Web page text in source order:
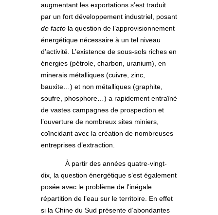
augmentant les exportations s’est traduit
par un fort développement industriel, posant
de facto la question de l’approvisionnement
énergétique nécessaire à un tel niveau
d’activité. L’existence de sous-sols riches en
énergies (pétrole, charbon, uranium), en
minerais métalliques (cuivre, zinc,
bauxite…) et non métalliques (graphite,
soufre, phosphore…) a rapidement entraîné
de vastes campagnes de prospection et
l’ouverture de nombreux sites miniers,
coïncidant avec la création de nombreuses
entreprises d’extraction.
À partir des années quatre-vingt-
dix, la question énergétique s’est également
posée avec le problème de l’inégale
répartition de l’eau sur le territoire. En effet
si la Chine du Sud présente d’abondantes